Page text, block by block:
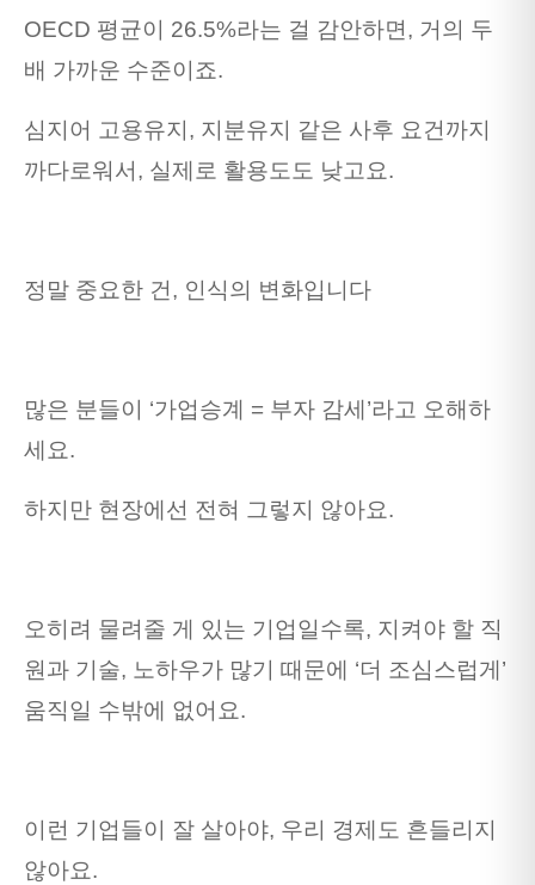
OECD 평균이 26.5%라는 걸 감안하면, 거의 두
배 가까운 수준이죠.
심지어 고용유지, 지분유지 같은 사후 요건까지
까다로워서, 실제로 활용도도 낮고요.
정말 중요한 건, 인식의 변화입니다
많은 분들이 ‘가업승계 = 부자 감세’라고 오해하
세요.
하지만 현장에선 전혀 그렇지 않아요.
오히려 물려줄 게 있는 기업일수록, 지켜야 할 직
원과 기술, 노하우가 많기 때문에 ‘더 조심스럽게’
움직일 수밖에 없어요.
이런 기업들이 잘 살아야, 우리 경제도 흔들리지
않아요.